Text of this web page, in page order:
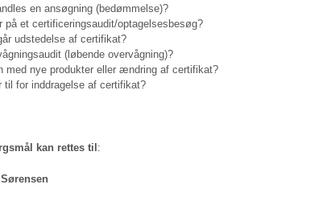
en ansøgning (bedømmelse)?
på et certificeringsaudit/optagelsesbesøg?
udstedelse af certifikat?
(løbende overvågning)?
med nye produkter eller ændring af certifikat?
til for inddragelse af certifikat?
kan rettes til :